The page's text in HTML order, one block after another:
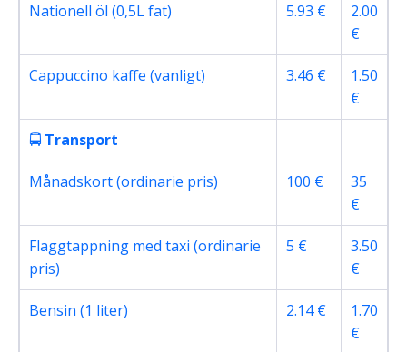
Nationell öl (0,5L fat) 5.93 €
2.00
€
Cappuccino kaffe (vanligt) 3.46 €
1.50
€
🚍 Transport
Månadskort (ordinarie pris) 100 €
35
€
Flaggtappning med taxi (ordinarie
pris)
5 €
3.50
€
Bensin (1 liter) 2.14 €
1.70
€